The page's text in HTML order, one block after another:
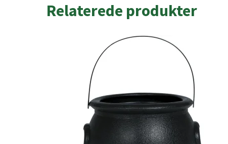
Relaterede produkter